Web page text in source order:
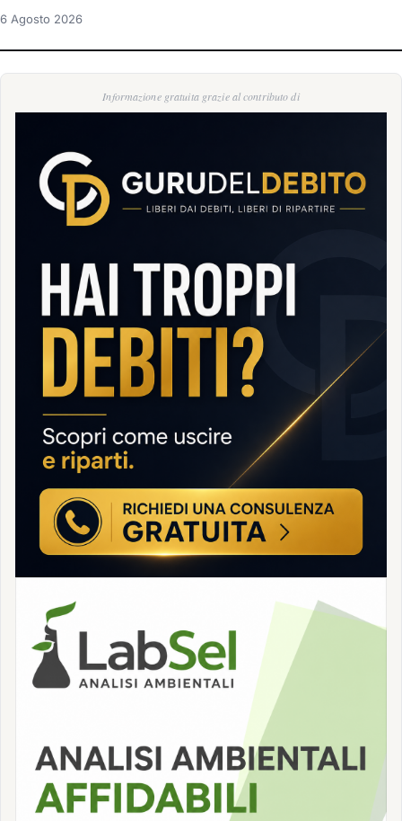
6 Agosto 2026
Informazione gratuita grazie al contributo di